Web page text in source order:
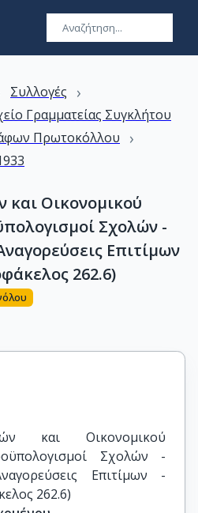
Συλλογές ›
Γραμματείας Συγκλήτου
Πρωτοκόλλου ›
Οικονομικού
Σχολών -
Επιτίμων
262.6)
και Οικονομικού
Σχολών -
Επιτίμων -
262.6)